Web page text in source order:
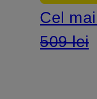
3/4
Cel
509 lei